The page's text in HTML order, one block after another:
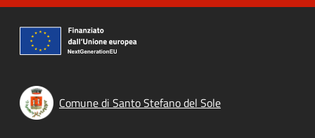
Comune di Santo Stefano del Sole